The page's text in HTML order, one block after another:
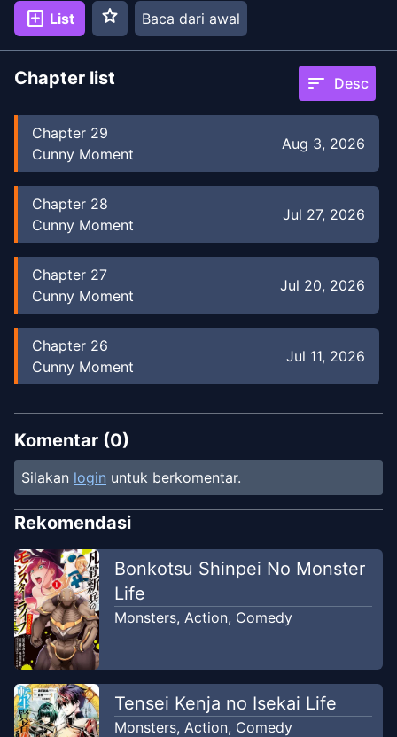
add_box List star Baca dari awal
Chapter list sort Desc
Chapter 29
Cunny Moment
Aug 3, 2026
Chapter 28
Cunny Moment
Jul 27, 2026
Chapter 27
Cunny Moment
Jul 20, 2026
Chapter 26
Cunny Moment
Jul 11, 2026
Chapter25
Cunny Moment
Chapter24
Cunny Moment
Jun 25, 2026
Chapter3
Unknown
Aug 30, 2024
Chapter2
Unknown
Chapter1
Unknown
Aug 28, 2024
Komentar (0)
Silakan login untuk berkomentar.
Rekomendasi
Bonkotsu Shinpei No Monster
Life
Monsters, Action, Comedy
Tensei Kenja no Isekai Life
Monsters, Action, Comedy